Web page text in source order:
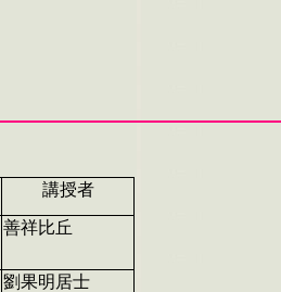
講授者
善祥比丘
劉果明居士